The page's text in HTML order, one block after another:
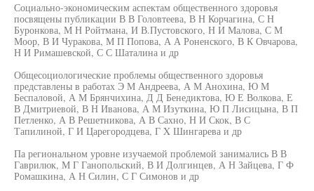
Социально-экономическим аспектам общественного здоровья
посвящены публикации В В Головтеева, В Н Корчагина, С Н
Буронкова, М Н Ройтмана, И В.Пустовского, Н И Малова, С М
Моор, В И Чуракова, М П Попова, А А Роненского, В К Овчарова,
Н И Римашевской, С С Шаталина и др
Общесоциологические проблемы общественного здоровья
представлены в работах Э М Андреева, А М Анохина, Ю М
Беспаловой, А М Брянчихина, Д Д Бенедиктова, Ю Е Волкова, Е
В Дмитриевой, В Н Иванова, А М Изуткина, Ю П Лисицына, В П
Петленко, А В Решетникова, А В Сахно, Н И Скок, В С
Тапилиной, Г И Царегородцева, Г X Шингарева и др
Па региональном уровне изучаемой проблемой занимались В В
Гаврилюк, М Г Ганопольский, В И Долгинцев, А Н Зайцева, Г Ф
Ромашкина, А Н Силин, С Г Симонов и др